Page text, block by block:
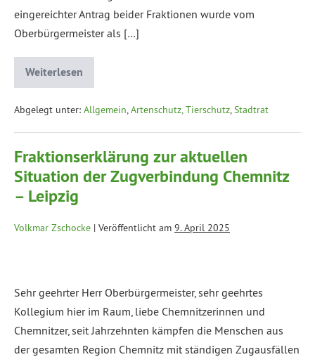
eingereichter Antrag beider Fraktionen wurde vom
Oberbürgermeister als […]
Weiterlesen
Abgelegt unter: Allgemein,Artenschutz, Tierschutz,Stadtrat
Fraktionserklärung zur aktuellen
Situation der Zugverbindung Chemnitz
– Leipzig
Volkmar Zschocke | Veröffentlicht am 9. April 2025
Sehr geehrter Herr Oberbürgermeister, sehr geehrtes
Kollegium hier im Raum, liebe Chemnitzerinnen und
Chemnitzer, seit Jahrzehnten kämpfen die Menschen aus
der gesamten Region Chemnitz mit ständigen Zugausfällen